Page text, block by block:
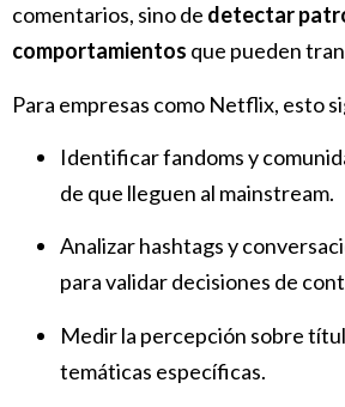
comentarios, sino de detectar
comportamientos que pueden
Para empresas como Netflix, esto
Identificar fandoms y
de que lleguen al mainstream.
Analizar hashtags y
para validar decisiones de
Medir la percepción sobre
temáticas específicas.